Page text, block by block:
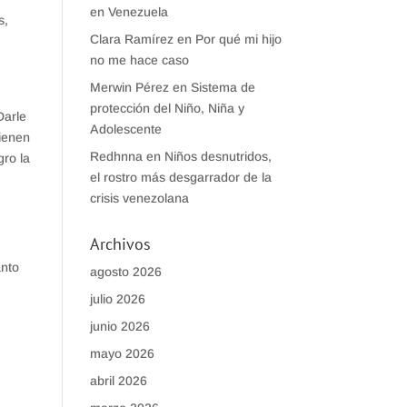
la
en Venezuela
Clara Ramírez en Por qué mi hijo
no me hace caso
Merwin Pérez en Sistema de
protección del Niño, Niña y
Adolescente
Redhnna en Niños desnutridos,
el rostro más desgarrador de la
crisis venezolana
Archivos
agosto 2026
julio 2026
junio 2026
mayo 2026
abril 2026